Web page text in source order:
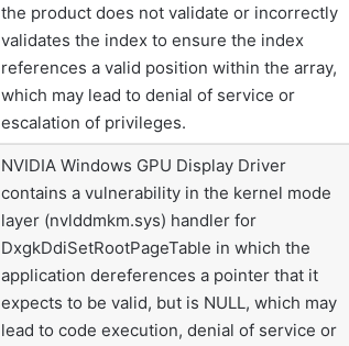
the product does not validate or incorrectly
validates the index to ensure the index
references a valid position within the array,
which may lead to denial of service or
escalation of privileges.
NVIDIA Windows GPU Display Driver
contains a vulnerability in the kernel mode
layer (nvlddmkm.sys) handler for
DxgkDdiSetRootPageTable in which the
application dereferences a pointer that it
expects to be valid, but is NULL, which may
lead to code execution, denial of service or